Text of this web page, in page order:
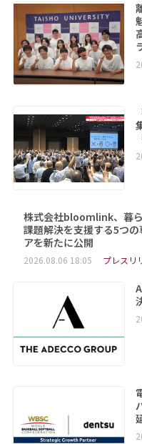
株式会社bloomlink、暮
課題解決を支援する5つの
アを新たに公開
2026.08.06 18:05 プレスリ